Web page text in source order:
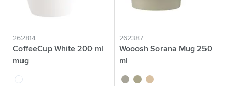
262814
CoffeeCup White 200 ml
mug
blanc
262387
Wooosh Sorana Mug 250
ml
gris vert beige